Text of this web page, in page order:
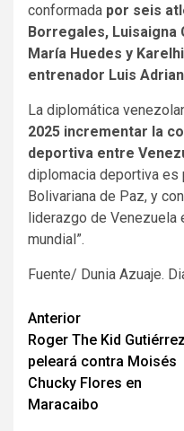
conformada por seis
Borregales, Luisaigna
María Huedes y
entrenador Luis
La diplomática
2025 incrementar la
deportiva entre
diplomacia deportiva es
Bolivariana de Paz, y
liderazgo de Venezuela
mundial”.
Fuente/ Dunia Azuaje.
Navegación
de
entradas
Anterior
Roger The Kid Gutiérrez
peleará contra Moisés
Chucky Flores en
Maracaibo